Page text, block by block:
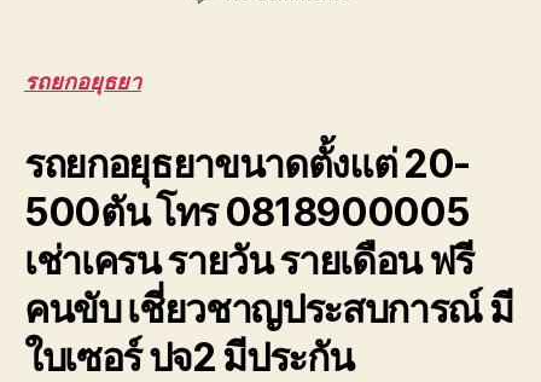
ชิ้น
งาน
บางปะอิน
วังน้อย
โรจ
0888000456
รถยกอยุธยา
รถยกอยุธยาขนาดตั้งแต่ 20-
500ตัน โทร 0818900005
เช่าเครน รายวัน รายเดือน ฟรี
คนขับ เชี่ยวชาญประสบการณ์ มี
ใบเซอร์ ปจ2 มีประกัน